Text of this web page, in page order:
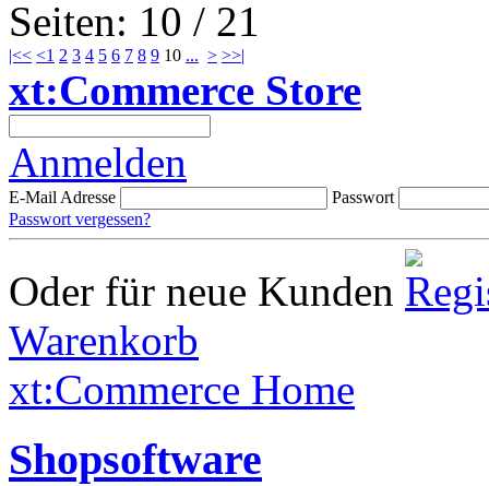
Seiten: 10 / 21
|<< <1 2 3 4 5 6 7 8 9 10 ... > >>|
xt:Commerce Store
Anmelden
E-Mail Adresse
Passwort
Passwort vergessen?
Oder für neue Kunden
Warenkorb
xt:Commerce Home
Shopsoftware